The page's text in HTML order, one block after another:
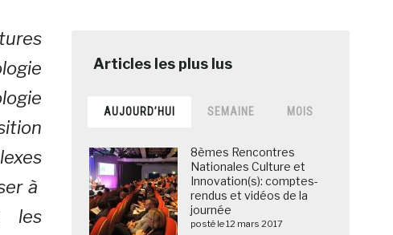
à
les
AUJOURD’HUI SEMAINE MOIS
8èmes Rencontres
Nationales Culture et
Innovation(s): comptes-
rendus et vidéos de la
journée
posté le 12 mars 2017